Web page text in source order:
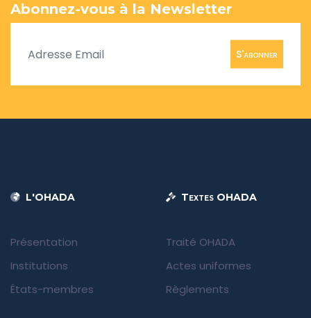
Abonnez-vous à la Newsletter
S'abonner
L'OHADA
Présentation
Institutions
États-membres
Textes OHADA
Traité OHADA
Actes uniformes
Règlements